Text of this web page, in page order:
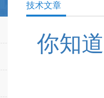
技术文章
你知